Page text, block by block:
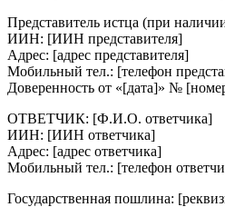
Представитель истца (при
ИИН: [ИИН представителя]
Адрес: [адрес представителя]
Мобильный тел.: [телефон
Доверенность от «[дата]» №
ОТВЕТЧИК: [Ф.И.О. ответчика]
ИИН: [ИИН ответчика]
Адрес: [адрес ответчика]
Мобильный тел.: [телефон
Государственная пошлина: